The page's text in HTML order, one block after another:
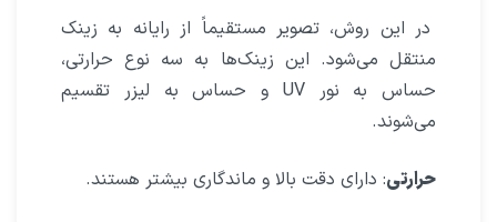
در این روش، تصویر مستقیماً از رایانه به زینک
منتقل می‌شود. این زینک‌ها به سه نوع حرارتی،
حساس به نور UV و حساس به لیزر تقسیم
می‌شوند.
حرارتی: دارای دقت بالا و ماندگاری بیشتر هستند.